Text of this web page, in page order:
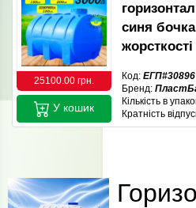
25100.00 грн.
синя
жорсткості
Код: ЕГП#30896
Бренд:
Кількість в
Кратність
У кошик